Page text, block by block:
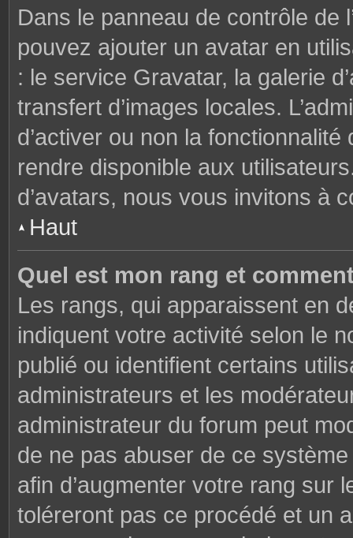
Dans le panneau de contrôle de
pouvez ajouter un avatar en
: le service Gravatar, la galerie
transfert d’images locales.
d’activer ou non la
rendre disponible aux
d’avatars, nous vous invitons à
Haut
Quel est mon rang et
Les rangs, qui apparaissent en
indiquent votre activité selon le
publié ou identifient certains
administrateurs et les
administrateur du forum peut
de ne pas abuser de ce
afin d’augmenter votre rang sur
toléreront pas ce procédé et un